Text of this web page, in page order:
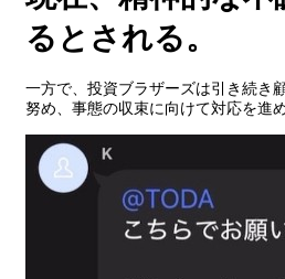
るとされる。
一方で、投資ブラザーズは引き続き
努め、事態の収束に向けて対応を進